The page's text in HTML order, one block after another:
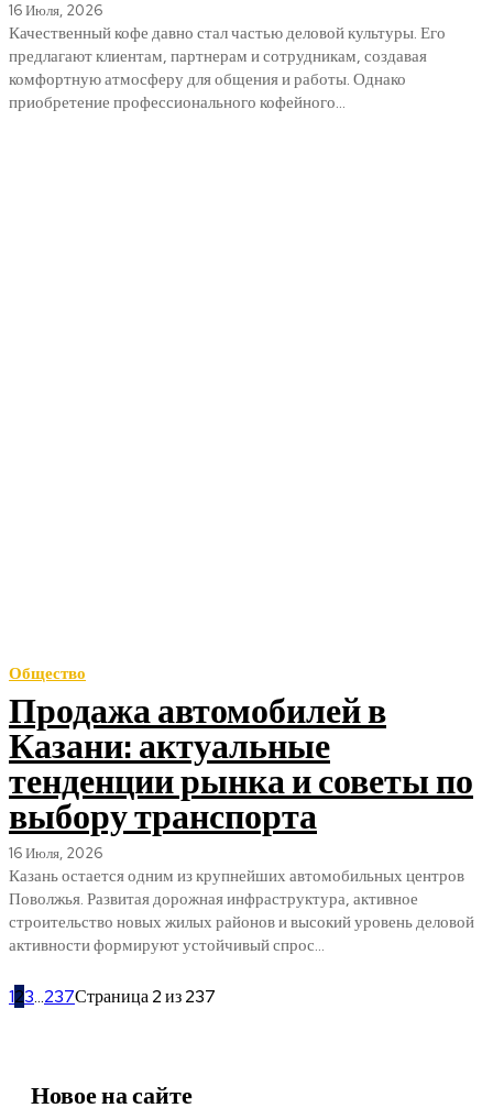
16 Июля, 2026
Качественный кофе давно стал частью деловой культуры. Его
предлагают клиентам, партнерам и сотрудникам, создавая
комфортную атмосферу для общения и работы. Однако
приобретение профессионального кофейного...
Общество
Продажа автомобилей в
Казани: актуальные
тенденции рынка и советы по
выбору транспорта
16 Июля, 2026
Казань остается одним из крупнейших автомобильных центров
Поволжья. Развитая дорожная инфраструктура, активное
строительство новых жилых районов и высокий уровень деловой
активности формируют устойчивый спрос...
123...237Страница 2 из 237
Новое на сайте